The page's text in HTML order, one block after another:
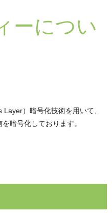
ーについ
）暗号化技術を用いて、
暗号化しております。